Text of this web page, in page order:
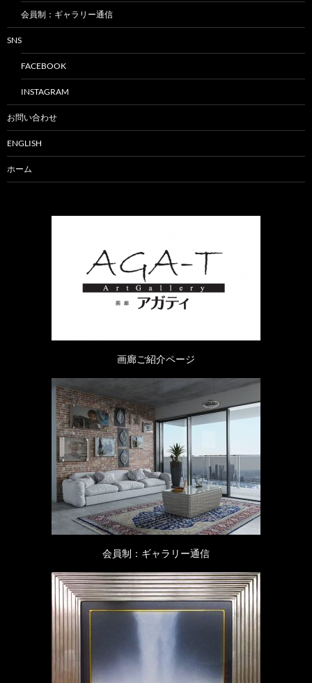
会員制：ギャラリー通信
SNS
FACEBOOK
INSTAGRAM
お問い合わせ
ENGLISH
ホーム
画廊ご紹介ページ
会員制：ギャラリー通信